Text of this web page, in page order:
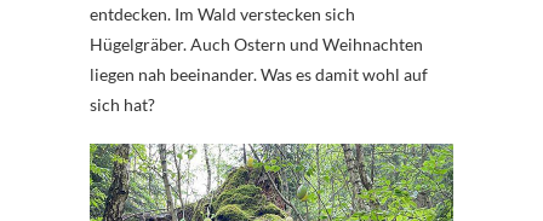
entdecken. Im Wald verstecken sich
Hügelgräber. Auch Ostern und Weihnachten
liegen nah beeinander. Was es damit wohl auf
sich hat?